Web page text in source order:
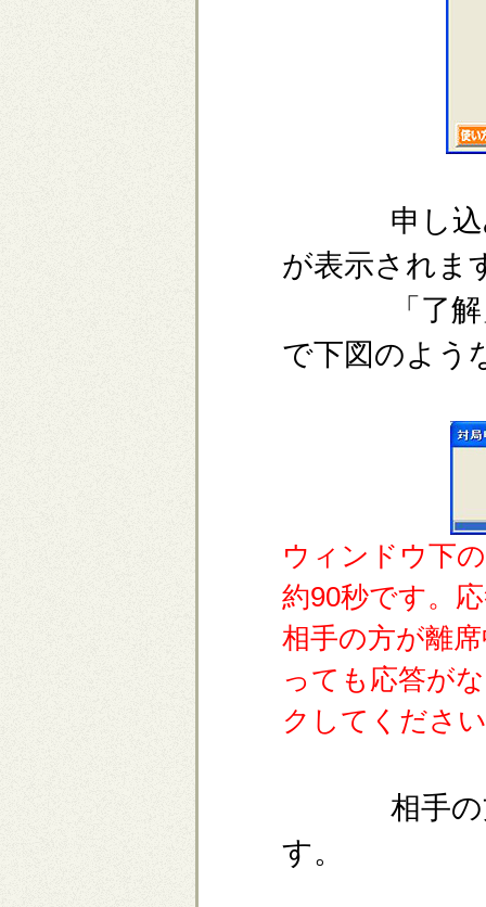
申し込み
が表示されま
「了解」
で下図のよう
ウィンドウ下
約90秒です。
相手の方が離
っても応答が
クしてくださ
相手の方
す。